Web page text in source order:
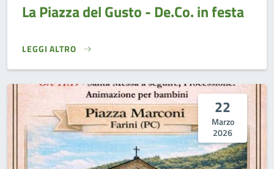
La Piazza del Gusto - De.Co. in festa
LEGGI ALTRO
LA PIAZZA DEL GUSTO - DE.CO. IN FESTA}
22
Marzo
2026